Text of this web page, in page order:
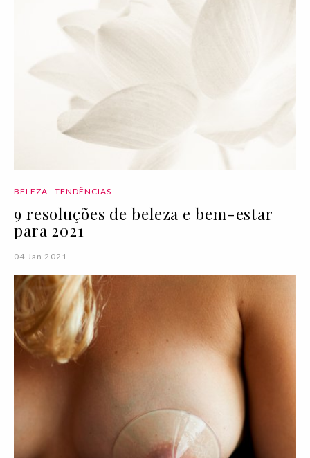
BELEZA TENDÊNCIAS
9 resoluções de beleza e bem-estar
para 2021
04 Jan 2021